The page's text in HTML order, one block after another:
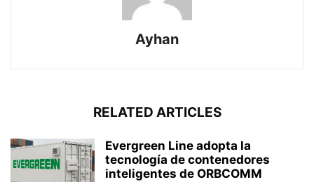
Ayhan
RELATED ARTICLES
Evergreen Line adopta la
tecnología de contenedores
inteligentes de ORBCOMM